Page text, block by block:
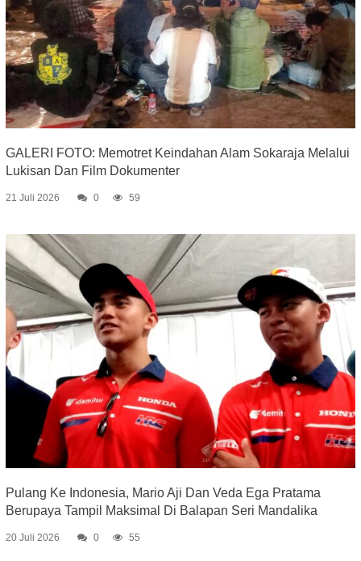
GALERI FOTO: Memotret Keindahan Alam Sokaraja Melalui
Lukisan Dan Film Dokumenter
21 Juli 2026 0 59
Pulang Ke Indonesia, Mario Aji Dan Veda Ega Pratama
Berupaya Tampil Maksimal Di Balapan Seri Mandalika
20 Juli 2026 0 55